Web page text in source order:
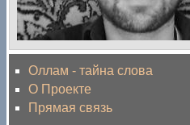
Оллам - тайна слова
О Проекте
Прямая связь